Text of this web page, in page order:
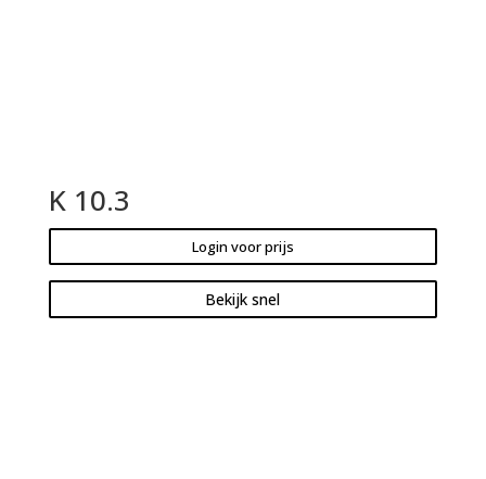
K 10.3
Login voor prijs
Bekijk snel